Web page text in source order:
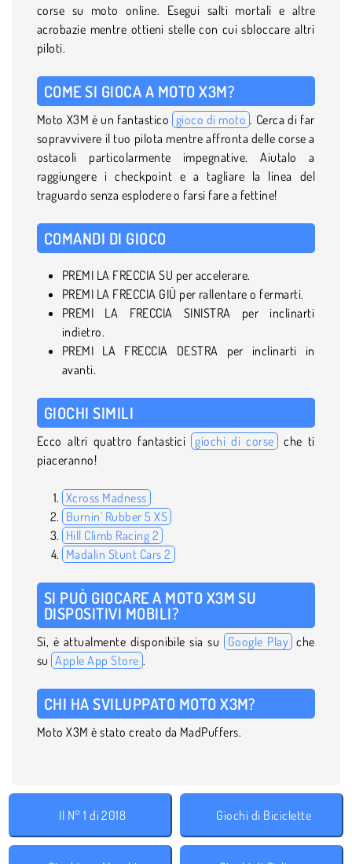
corse su moto online. Esegui salti mortali e altre
acrobazie mentre ottieni stelle con cui sbloccare altri
piloti.
COME SI GIOCA A MOTO X3M?
Moto X3M è un fantastico gioco di moto . Cerca di far
sopravvivere il tuo pilota mentre affronta delle corse a
ostacoli particolarmente impegnative. Aiutalo a
raggiungere i checkpoint e a tagliare la linea del
traguardo senza esplodere o farsi fare a fettine!
COMANDI DI GIOCO
PREMI LA FRECCIA SU per accelerare.
PREMI LA FRECCIA GIÙ per rallentare o fermarti.
PREMI LA FRECCIA SINISTRA per inclinarti
indietro.
PREMI LA FRECCIA DESTRA per inclinarti in
avanti.
GIOCHI SIMILI
Ecco altri quattro fantastici giochi di corse che ti
piaceranno!
Xcross Madness
Burnin' Rubber 5 XS
Hill Climb Racing 2
Madalin Stunt Cars 2
SI PUÒ GIOCARE A MOTO X3M SU
DISPOSITIVI MOBILI?
Sì, è attualmente disponibile sia su Google Play che
su Apple App Store .
CHI HA SVILUPPATO MOTO X3M?
Moto X3M è stato creato da MadPuffers.
Il N° 1 di 2018 Giochi di Biciclette